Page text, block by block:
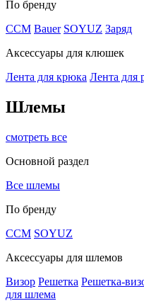
По бренду
CCM Bauer SOYUZ Заряд
Аксессуары для клюшек
Лента для крюка Лента для
Шлемы
смотреть все
Основной раздел
Все шлемы
По бренду
CCM SOYUZ
Аксессуары для шлемов
Визор Решетка Решетка-
для шлема